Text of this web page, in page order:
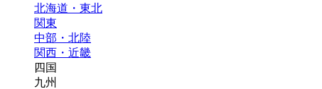
北海道・東北
関東
中部・北陸
関西・近畿
四国
九州